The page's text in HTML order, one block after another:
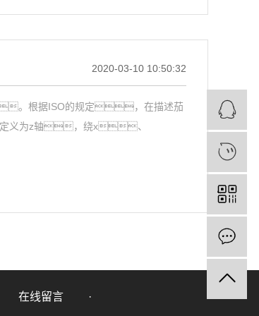
2020-03-10 10:50:32
。根据ISO的规定，在描述茄
定义为z轴，绕x、
在线留言